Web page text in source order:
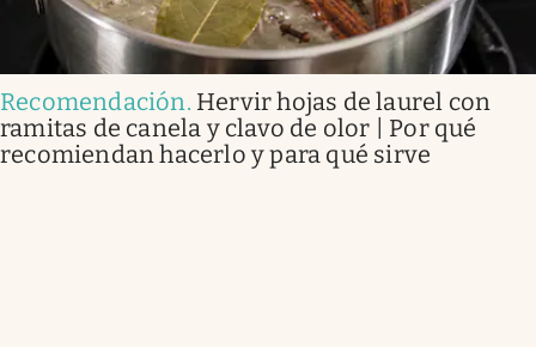
Recomendación. Hervir hojas de laurel con
ramitas de canela y clavo de olor | Por qué
recomiendan hacerlo y para qué sirve